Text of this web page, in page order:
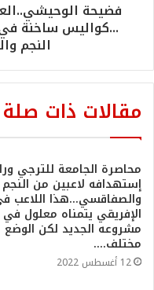
فضيحة
...كواليس ساخنة في
النجم
مقالات ذات صلة
محاصرة الجامعة للترجي
إستهدافه لاعبين من النجم
والصفاقسي…هذا اللاعب
الإفريقي يتمناه معلول في
مشروعه الجديد لكن الوضع
مختلف….
12 أغسطس 2022